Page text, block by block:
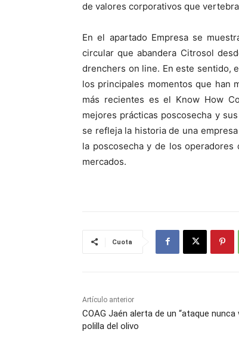
de valores corporativos que
En el apartado Empresa se
circular que abandera Citrosol
drenchers on line. En este sentido,
los principales momentos que han
más recientes es el Know How
mejores prácticas poscosecha y
se refleja la historia de una
la poscosecha y de los
mercados.
Cuota
Artículo anterior
COAG Jaén alerta de un “ataque nunca
polilla del olivo